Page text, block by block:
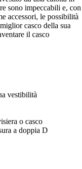
sono impeccabili e, con
accessori, le possibilità
casco della sua
il casco
vestibilità
o casco
a doppia D